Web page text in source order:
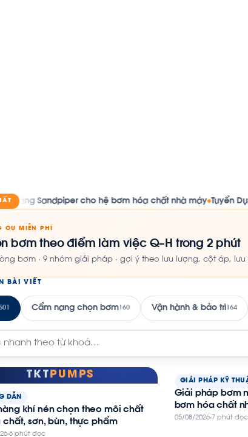
cho hệ bơm hóa chất nhà máy● Tuyển Dụng Chuyên
CỤ MIỄN PHÍ
bơm theo điểm làm việc Q–H trong 2 phút
bơm · 9 nhóm giải pháp · gợi ý theo lưu lượng, cột áp, lưu
BÀI VIẾT
Cẩm nang chọn bơm 160 Vận hành & bảo trì 164
TKTPUMPS
DẪN
khí nén chọn theo môi chất
sơn, bùn, thực phẩm
6 phút đọc
GIẢI PHÁP KỸ
Giải pháp bơm
bơm hóa chất
05/08/2026 7 phút đọc